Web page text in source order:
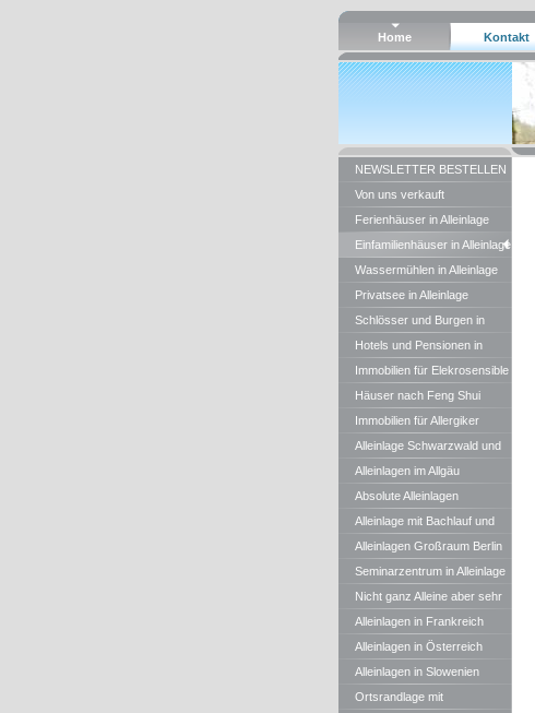
Home Kontakt
NEWSLETTER BESTELLEN
Von uns verkauft
Ferienhäuser in Alleinlage
Einfamilienhäuser in Alleinlage
Wassermühlen in Alleinlage
Privatsee in Alleinlage
Schlösser und Burgen in
Alleinlage
Hotels und Pensionen in
Alleinlage
Immobilien für Elekrosensible
Häuser nach Feng Shui
Regeln
Immobilien für Allergiker
Alleinlage Schwarzwald und
BWAlleinlagen im Allgäu
Absolute Alleinlagen
Alleinlage mit Bachlauf und
Teichen in Bayern
Alleinlagen Großraum Berlin
Seminarzentrum in Alleinlage
Nicht ganz Alleine aber sehr
gute , ruhige Waldrandlagen
Alleinlagen in Frankreich
Alleinlagen in Österreich
Alleinlagen in Slowenien
Ortsrandlage mit